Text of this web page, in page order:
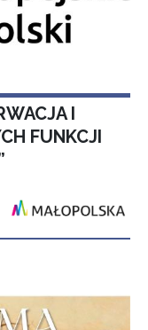
I
FUNKCJI